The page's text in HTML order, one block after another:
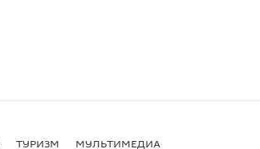
ТУРИЗМ МУЛЬТИМЕДИА